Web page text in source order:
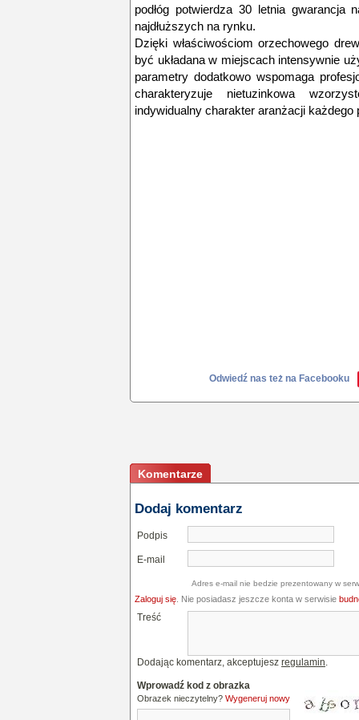
podłóg potwierdza 30 letnia
najdłuższych na rynku.
Dzięki właściwościom orzechowego
być układana w miejscach intensywnie
parametry dodatkowo wspomaga
charakteryzuje nietuzinkowa
indywidualny charakter aranżacji każdego
Odwiedź nas też na Facebooku
Komentarze
Dodaj komentarz
Podpis
E-mail
Adres e-mail nie bedzie prezentowany w
Zaloguj się . Nie posiadasz jeszcze konta w serwisie
Treść
Dodając komentarz, akceptujesz regulamin.
Wprowadź kod z obrazka
Obrazek nieczytelny? Wygeneruj nowy